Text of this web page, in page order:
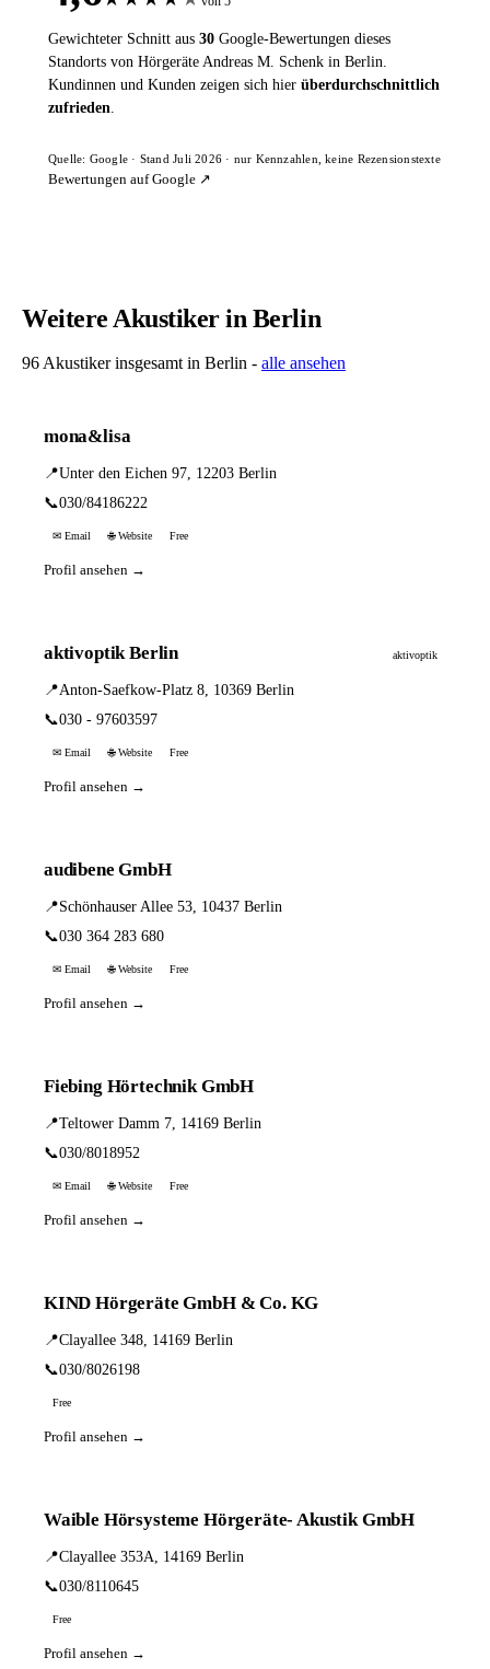
Gewichteter Schnitt aus 30 Google-Bewertungen dieses
Standorts von Hörgeräte Andreas M. Schenk in Berlin.
Kundinnen und Kunden zeigen sich hier überdurchschnittlich
zufrieden.
Quelle: Google · Stand Juli 2026 · nur Kennzahlen, keine Rezensionstexte
Bewertungen auf Google ↗
Weitere Akustiker in Berlin
96 Akustiker insgesamt in Berlin - alle ansehen
mona&lisa
📍Unter den Eichen 97, 12203 Berlin
📞030/84186222
✉ Email 🌐 Website Free
Profil ansehen →
aktivoptik Berlin aktivoptik
📍Anton-Saefkow-Platz 8, 10369 Berlin
📞030 - 97603597
✉ Email 🌐 Website Free
Profil ansehen →
audibene GmbH
📍Schönhauser Allee 53, 10437 Berlin
📞030 364 283 680
✉ Email 🌐 Website Free
Profil ansehen →
Fiebing Hörtechnik GmbH
📍Teltower Damm 7, 14169 Berlin
📞030/8018952
✉ Email 🌐 Website Free
Profil ansehen →
KIND Hörgeräte GmbH & Co. KG
📍Clayallee 348, 14169 Berlin
📞030/8026198
Free
Profil ansehen →
Waible Hörsysteme Hörgeräte- Akustik GmbH
📍Clayallee 353A, 14169 Berlin
📞030/8110645
Free
Profil ansehen →